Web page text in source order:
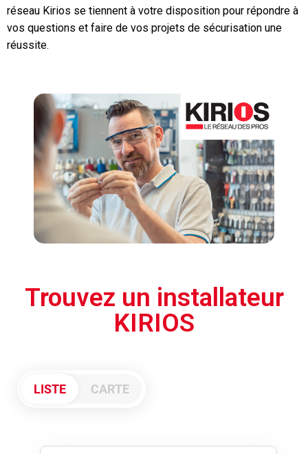
réseau Kirios se tiennent à votre disposition pour répondre à
vos questions et faire de vos projets de sécurisation une
réussite.
Trouvez un installateur
KIRIOS
LISTE CARTE